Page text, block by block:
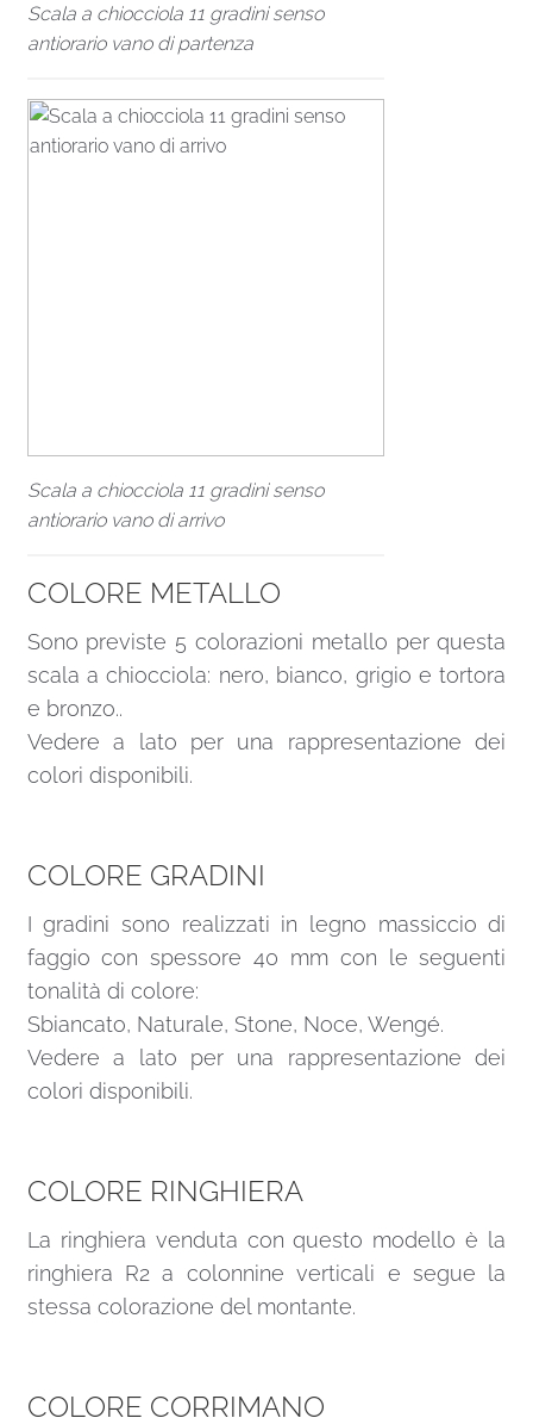
Scala a chiocciola 11 gradini senso
antiorario vano di partenza
Scala a chiocciola 11 gradini senso
antiorario vano di arrivo
COLORE METALLO
Sono previste 5 colorazioni metallo per questa
scala a chiocciola: nero, bianco, grigio e tortora
e bronzo..
Vedere a lato per una rappresentazione dei
colori disponibili.
COLORE GRADINI
I gradini sono realizzati in legno massiccio di
faggio con spessore 40 mm con le seguenti
tonalità di colore:
Sbiancato, Naturale, Stone, Noce, Wengé.
Vedere a lato per una rappresentazione dei
colori disponibili.
COLORE RINGHIERA
La ringhiera venduta con questo modello è la
ringhiera R2 a colonnine verticali e segue la
stessa colorazione del montante.
COLORE CORRIMANO